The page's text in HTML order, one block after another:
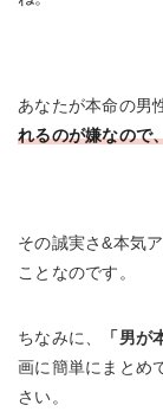
あなたが本命の男
れるのが嫌なので
その誠実さ&本気
ことなのです。
ちなみに、 「男が
画に簡単にまとめ
さい。